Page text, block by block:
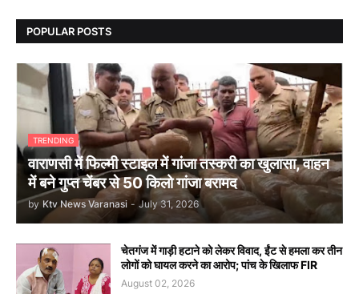
POPULAR POSTS
TRENDING
वाराणसी में फिल्मी स्टाइल में गांजा तस्करी का खुलासा, वाहन
में बने गुप्त चेंबर से 50 किलो गांजा बरामद
by Ktv News Varanasi - July 31, 2026
चेतगंज में गाड़ी हटाने को लेकर विवाद, ईंट से हमला कर तीन
लोगों को घायल करने का आरोप; पांच के खिलाफ FIR
August 02, 2026